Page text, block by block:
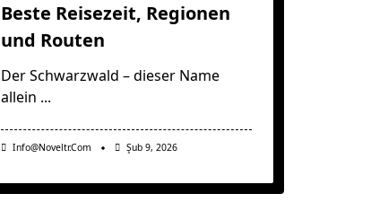
Beste Reisezeit, Regionen
und Routen
Der Schwarzwald – dieser Name
allein ...
Info@noveltr.com Şub 9, 2026